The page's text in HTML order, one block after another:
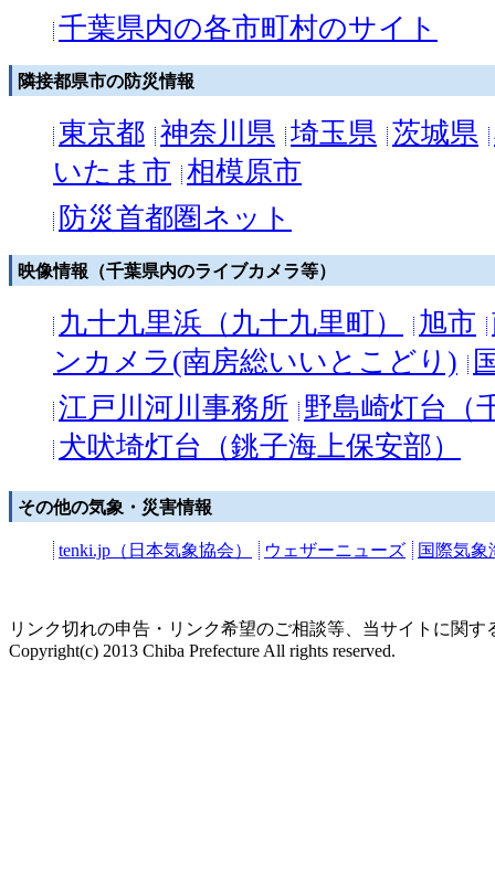
千葉県内の各市町村のサイト
隣接都県市の防災情報
東京都 神奈川県 埼玉県 茨城県
いたま市 相模原市
防災首都圏ネット
映像情報（千葉県内のライブカメラ等）
九十九里浜（九十九里町） 旭市
ンカメラ(南房総いいとこどり)
江戸川河川事務所 野島崎灯台（
犬吠埼灯台（銚子海上保安部）
その他の気象・災害情報
tenki.jp（日本気象協会） ウェザーニューズ 国際気象
リンク切れの申告・リンク希望のご相談等、当サイトに関す
Copyright(c) 2013 Chiba Prefecture All rights reserved.